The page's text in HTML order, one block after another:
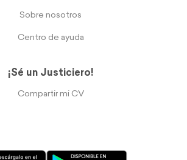
Sobre nosotros
Centro de ayuda
¡Sé un Justiciero!
Compartir mi CV